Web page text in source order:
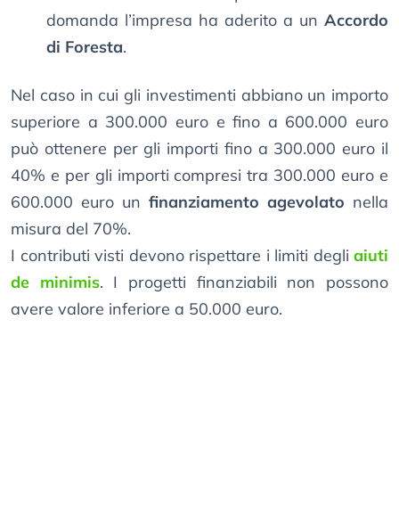
domanda l’impresa ha aderito a un Accordo
di Foresta.
Nel caso in cui gli investimenti abbiano un importo
superiore a 300.000 euro e fino a 600.000 euro
può ottenere per gli importi fino a 300.000 euro il
40% e per gli importi compresi tra 300.000 euro e
600.000 euro un finanziamento agevolato nella
misura del 70%.
I contributi visti devono rispettare i limiti degli aiuti
de minimis. I progetti finanziabili non possono
avere valore inferiore a 50.000 euro.